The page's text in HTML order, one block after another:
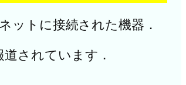
ットに接続された機器．
されています．